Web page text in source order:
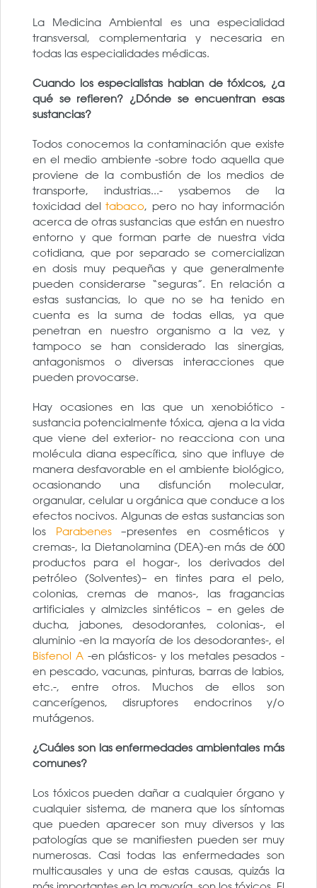
La Medicina Ambiental es una especialidad
transversal, complementaria y necesaria en
todas las especialidades médicas.
Cuando los especialistas hablan de tóxicos, ¿a
qué se refieren? ¿Dónde se encuentran esas
sustancias?
Todos conocemos la contaminación que existe
en el medio ambiente -sobre todo aquella que
proviene de la combustión de los medios de
transporte, industrias...- ysabemos de la
toxicidad deltabaco, pero no hay información
acerca de otras sustancias que están en nuestro
entorno y que forman parte de nuestra vida
cotidiana, que por separado se comercializan
en dosis muy pequeñas y que generalmente
pueden considerarse “seguras”. En relación a
estas sustancias, lo que no se ha tenido en
cuenta es la suma de todas ellas, ya que
penetran en nuestro organismo a la vez, y
tampoco se han considerado las sinergias,
antagonismos o diversas interacciones que
pueden provocarse.
Hay ocasiones en las que un xenobiótico -
sustancia potencialmente tóxica, ajena a la vida
que viene del exterior- no reacciona con una
molécula diana específica, sino que influye de
manera desfavorable en el ambiente biológico,
ocasionando una disfunción molecular,
organular, celular u orgánica que conduce a los
efectos nocivos. Algunas de estas sustancias son
los Parabenes–presentes en cosméticos y
cremas-, la Dietanolamina (DEA)-en más de 600
productos para el hogar-, los derivados del
petróleo (Solventes)– en tintes para el pelo,
colonias, cremas de manos-, las fragancias
artificiales y almizcles sintéticos – en geles de
ducha, jabones, desodorantes, colonias-, el
aluminio -en la mayoría de los desodorantes-, el
Bisfenol A-en plásticos- y los metales pesados -
en pescado, vacunas, pinturas, barras de labios,
etc.-, entre otros. Muchos de ellos son
cancerígenos, disruptores endocrinos y/o
mutágenos.
¿Cuáles son las enfermedades ambientales más
comunes?
Los tóxicos pueden dañar a cualquier órgano y
cualquier sistema, de manera que los síntomas
que pueden aparecer son muy diversos y las
patologías que se manifiesten pueden ser muy
numerosas. Casi todas las enfermedades son
multicausales y una de estas causas, quizás la